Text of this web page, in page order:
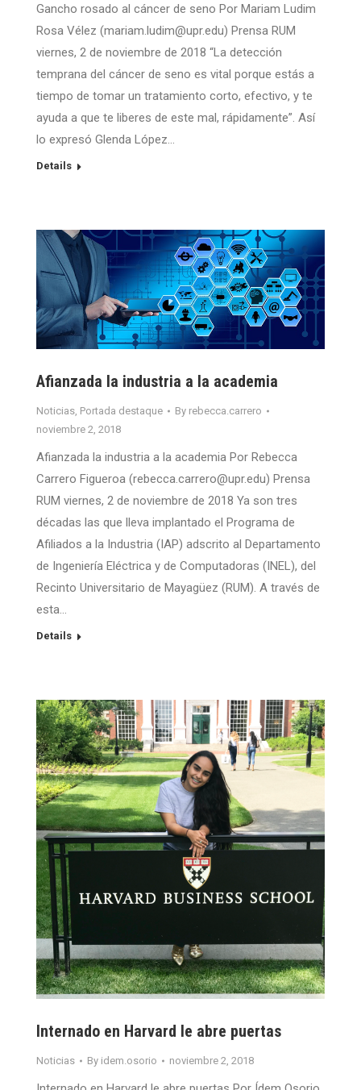
Gancho rosado al cáncer de seno Por Mariam Ludim
Rosa Vélez (mariam.ludim@upr.edu) Prensa RUM
viernes, 2 de noviembre de 2018 “La detección
temprana del cáncer de seno es vital porque estás a
tiempo de tomar un tratamiento corto, efectivo, y te
ayuda a que te liberes de este mal, rápidamente”. Así
lo expresó Glenda López…
Details
Afianzada la industria a la academia
Noticias, Portada destaque By rebecca.carrero
noviembre 2, 2018
Afianzada la industria a la academia Por Rebecca
Carrero Figueroa (rebecca.carrero@upr.edu) Prensa
RUM viernes, 2 de noviembre de 2018 Ya son tres
décadas las que lleva implantado el Programa de
Afiliados a la Industria (IAP) adscrito al Departamento
de Ingeniería Eléctrica y de Computadoras (INEL), del
Recinto Universitario de Mayagüez (RUM). A través de
esta…
Details
Internado en Harvard le abre puertas
Noticias By idem.osorio noviembre 2, 2018